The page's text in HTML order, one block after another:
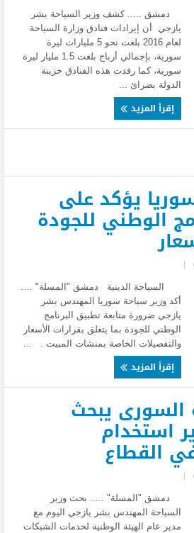
دمشق ..... كشف وزير السياحة بشر
يازجي أن إيرادات فنادق وزارة السياحة
لعام 2016 بلغت نحو 5 مليارات ليرة
سورية، بإجمالي أرباح بلغت 1.5 مليار ليرة
سورية، كما رفدت هذه الفنادق خزينة
الدولة بضرائ ...
إقرأ المزيد
يؤكد على
الوطني للجودة
|
السياحة الدينية دمشق "المسلة" ....
أكد وزير سياحة سوريا المهندس بشر
يازجي ضرورة متابعة تطبيق البرنامج
الوطني للجودة بما يتعلق بقرارات الأسعار
والتفصيلات الخاصة بمنشات المبيت . ...
إقرأ المزيد
السورى يبحث
استخدام
القطاع
|
دمشق "المسلة" ..... بحث وزير
السياحة المهندس بشر يازجي اليوم مع
مدير عام الهيئة الوطنية لخدمات الشبكات